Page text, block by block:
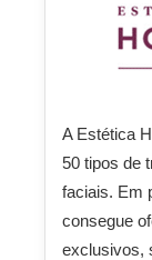
A Estética
50 tipos de
faciais. Em
consegue
exclusivos,